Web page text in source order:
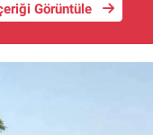
Görüntüle